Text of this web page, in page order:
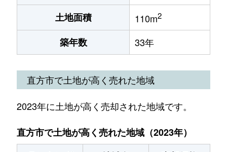
土地面積 110m2
築年数 33年
直方市で土地が高く売れた地域
2023年に土地が高く売却された地域です。
直方市で土地が高く売れた地域（2023年）